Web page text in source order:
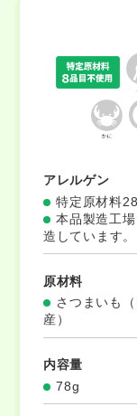
アレルゲン
特定原材料
本品製造工
造しています。
原材料
さつまいも
産）
内容量
78g